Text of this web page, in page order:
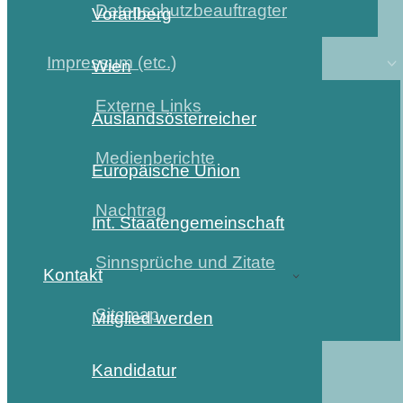
Datenschutzbeauftragter
Impressum (etc.)
Externe Links
Medienberichte
Nachtrag
Sinnsprüche und Zitate
Sitemap
Vorarlberg
Wien
Auslandsösterreicher
Europäische Union
Int. Staatengemeinschaft
Kontakt
Mitglied werden
Kandidatur